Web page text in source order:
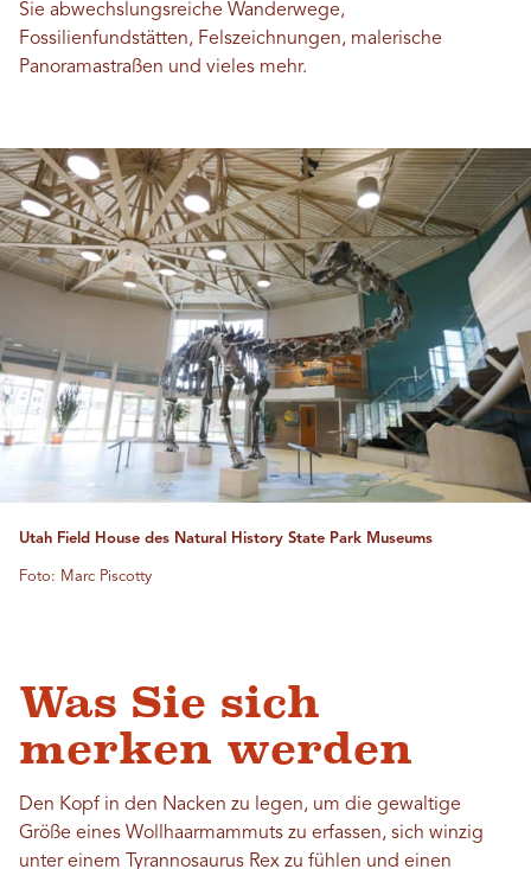
Sie abwechslungsreiche Wanderwege,
Fossilienfundstätten, Felszeichnungen, malerische
Panoramastraßen und vieles mehr.
Utah Field House des Natural History State Park Museums
Foto: Marc Piscotty
Was Sie sich
merken werden
Den Kopf in den Nacken zu legen, um die gewaltige
Größe eines Wollhaarmammuts zu erfassen, sich winzig
unter einem Tyrannosaurus Rex zu fühlen und einen